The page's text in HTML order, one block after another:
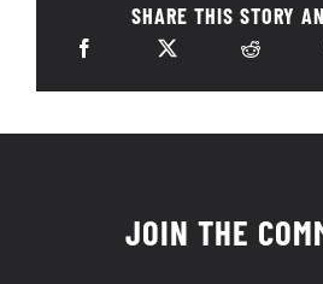
SHARE THIS STORY
JOIN THE